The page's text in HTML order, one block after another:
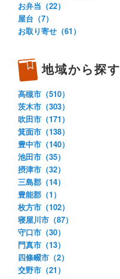
お弁当（22）
屋台（7）
お取り寄せ（61）
地域から探す
高槻市（510）
茨木市（303）
吹田市（171）
箕面市（138）
豊中市（140）
池田市（35）
摂津市（32）
三島郡（14）
豊能郡（1）
枚方市（102）
寝屋川市（87）
守口市（30）
門真市（13）
四條畷市（2）
交野市（21）